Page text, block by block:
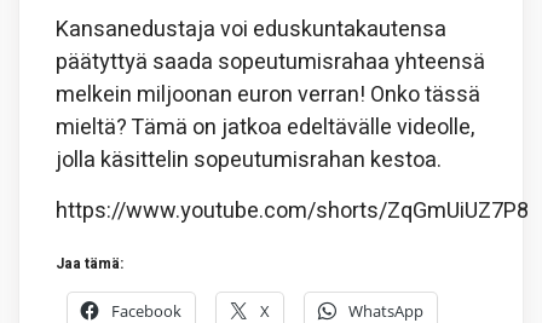
Kansanedustaja voi eduskuntakautensa
päätyttyä saada sopeutumisrahaa yhteensä
melkein miljoonan euron verran! Onko tässä
mieltä? Tämä on jatkoa edeltävälle videolle,
jolla käsittelin sopeutumisrahan kestoa.
https://www.youtube.com/shorts/ZqGmUiUZ7P8
Jaa tämä:
Facebook X WhatsApp